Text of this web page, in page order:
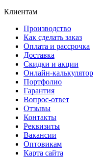
Клиентам
Производство
Как сделать заказ
Оплата и рассрочка
Доставка
Скидки и акции
Онлайн-калькулятор
Портфолио
Гарантия
Вопрос-ответ
Отзывы
Контакты
Реквизиты
Вакансии
Оптовикам
Карта сайта